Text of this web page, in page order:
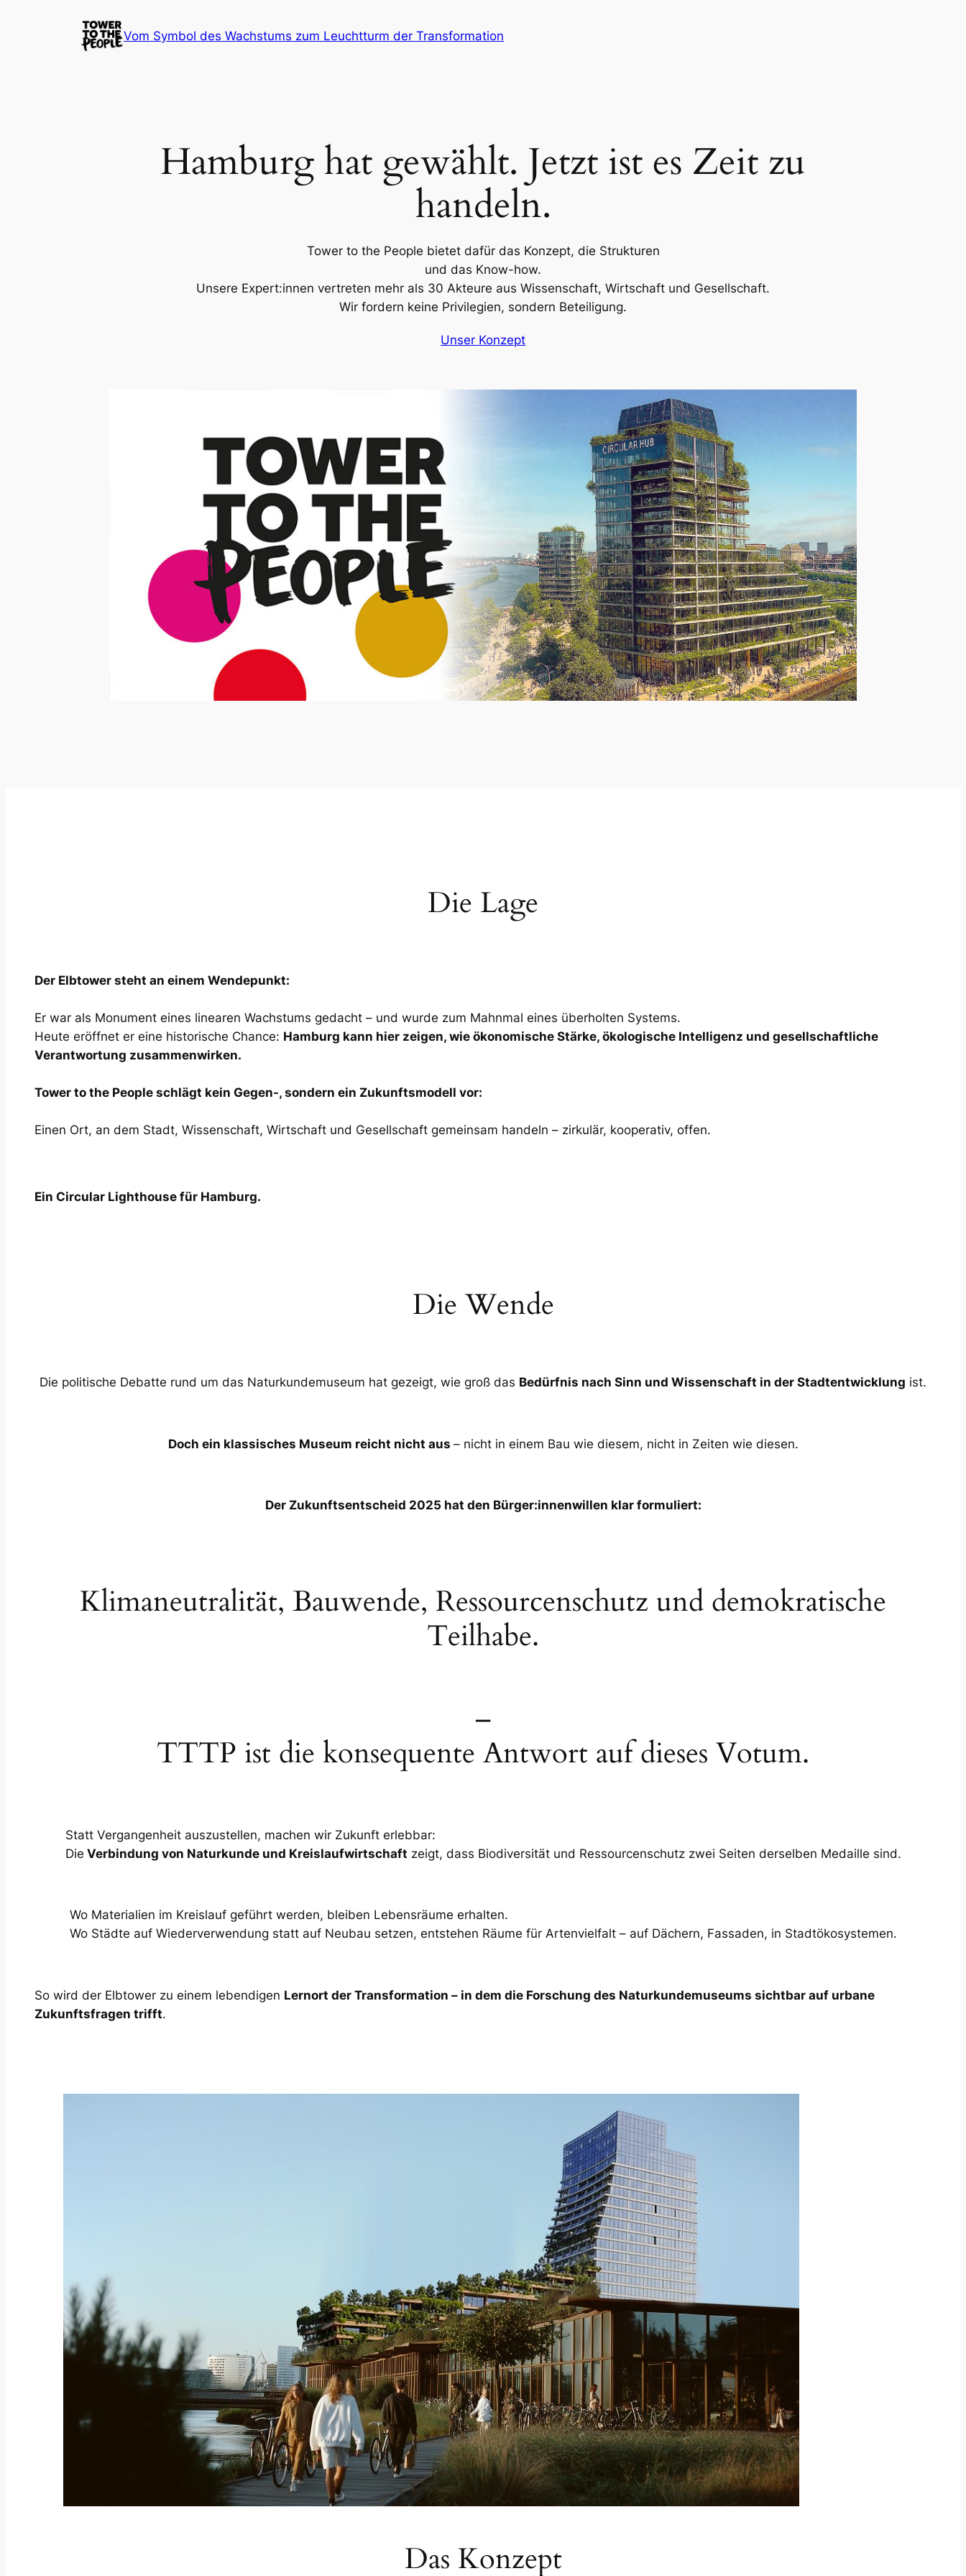
Vom Symbol des Wachstums zum Leuchtturm der Transformation
Hamburg hat gewählt. Jetzt ist es Zeit zu
handeln.
Tower to the People bietet dafür das Konzept, die Strukturen
und das Know-how.
Unsere Expert:innen vertreten mehr als 30 Akteure aus Wissenschaft, Wirtschaft und Gesellschaft.
Wir fordern keine Privilegien, sondern Beteiligung.
Unser Konzept
Die Lage
Der Elbtower steht an einem Wendepunkt:
Er war als Monument eines linearen Wachstums gedacht – und wurde zum Mahnmal eines überholten Systems.
Heute eröffnet er eine historische Chance: Hamburg kann hier zeigen, wie ökonomische Stärke, ökologische Intelligenz und gesellschaftliche
Verantwortung zusammenwirken.
Tower to the People schlägt kein Gegen-, sondern ein Zukunftsmodell vor:
Einen Ort, an dem Stadt, Wissenschaft, Wirtschaft und Gesellschaft gemeinsam handeln – zirkulär, kooperativ, offen.
Ein Circular Lighthouse für Hamburg.
Die Wende
Die politische Debatte rund um das Naturkundemuseum hat gezeigt, wie groß das Bedürfnis nach Sinn und Wissenschaft in der Stadtentwicklung ist.
Doch ein klassisches Museum reicht nicht aus – nicht in einem Bau wie diesem, nicht in Zeiten wie diesen.
Der Zukunftsentscheid 2025 hat den Bürger:innenwillen klar formuliert:
Klimaneutralität, Bauwende, Ressourcenschutz und demokratische
Teilhabe.
–
TTTP ist die konsequente Antwort auf dieses Votum.
Statt Vergangenheit auszustellen, machen wir Zukunft erlebbar:
Die Verbindung von Naturkunde und Kreislaufwirtschaft zeigt, dass Biodiversität und Ressourcenschutz zwei Seiten derselben Medaille sind.
Wo Materialien im Kreislauf geführt werden, bleiben Lebensräume erhalten.
Wo Städte auf Wiederverwendung statt auf Neubau setzen, entstehen Räume für Artenvielfalt – auf Dächern, Fassaden, in Stadtökosystemen.
So wird der Elbtower zu einem lebendigen Lernort der Transformation – in dem die Forschung des Naturkundemuseums sichtbar auf urbane
Zukunftsfragen trifft.
Das Konzept